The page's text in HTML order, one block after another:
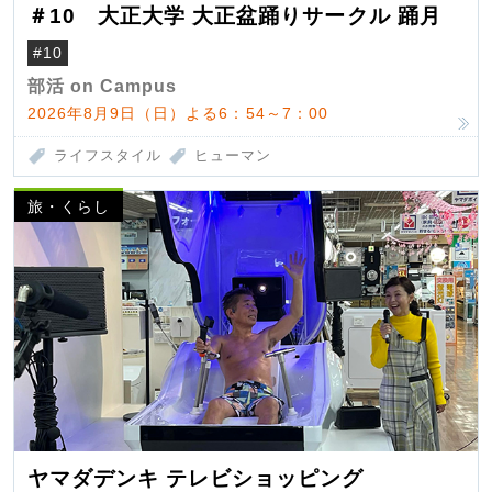
＃10 大正大学 大正盆踊りサークル 踊月
#10
部活 on Campus
2026年8月9日（日）よる6：54～7：00
ライフスタイル ヒューマン
旅・くらし
ヤマダデンキ テレビショッピング